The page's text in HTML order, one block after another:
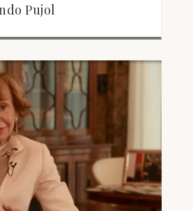
Pujol